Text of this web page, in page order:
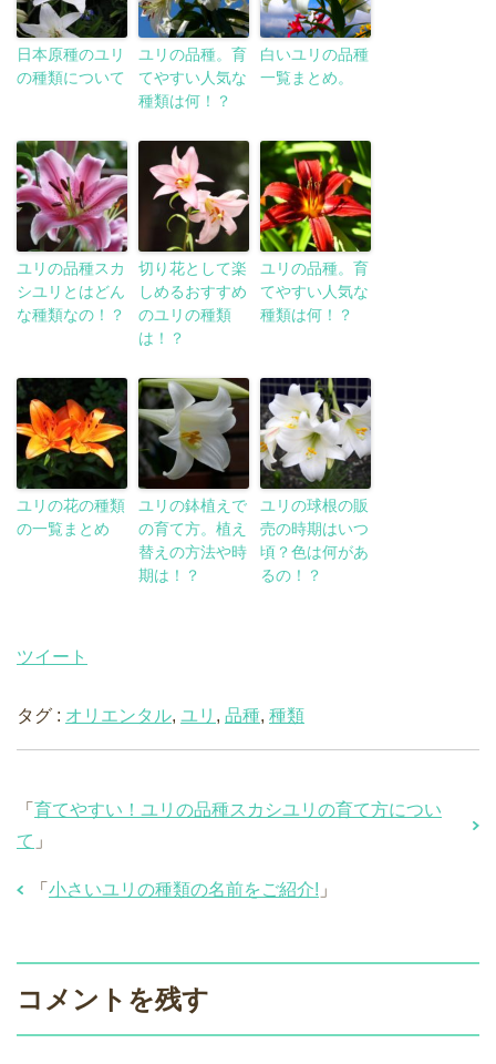
日本原種のユリ
の種類について
ユリの品種。育
てやすい人気な
種類は何！？
白いユリの品種
一覧まとめ。
ユリの品種スカ
シユリとはどん
な種類なの！？
切り花として楽
しめるおすすめ
のユリの種類
は！？
ユリの品種。育
てやすい人気な
種類は何！？
ユリの花の種類
の一覧まとめ
ユリの鉢植えで
の育て方。植え
替えの方法や時
期は！？
ユリの球根の販
売の時期はいつ
頃？色は何があ
るの！？
ツイート
タグ : オリエンタル, ユリ , 品種, 種類
「 育てやすい！ユリの品種スカシユリの育て方につい
て 」
「 小さいユリの種類の名前をご紹介! 」
コメントを残す